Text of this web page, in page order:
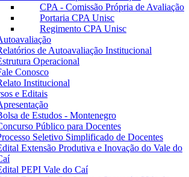
CPA - Comissão Própria de Avaliação
Portaria CPA Unisc
Regimento CPA Unisc
de Autoavaliação Institucional
Operacional
Conosco
Institucional
e Editais
de Estudos - Montenegro
Público para Docentes
Seletivo Simplificado de Docentes
Extensão Produtiva e Inovação do Vale do
PEPI Vale do Caí